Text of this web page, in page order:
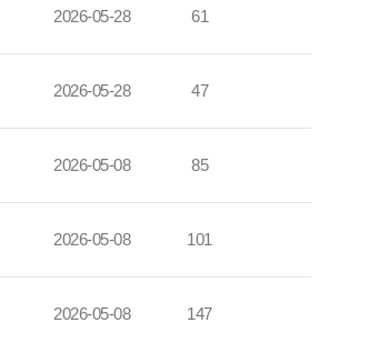
2026-05-28 61
2026-05-28 47
2026-05-08 85
2026-05-08 101
2026-05-08 147